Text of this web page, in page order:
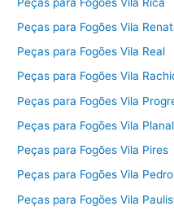
Peças para Fogões Vila
Peças para Fogões Vila Real
Peças para Fogões Vila
Peças para Fogões Vila
Peças para Fogões Vila
Peças para Fogões Vila Pires
Peças para Fogões Vila
Peças para Fogões Vila